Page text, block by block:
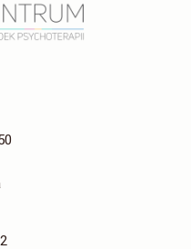
często towarzyszą
jak możesz odnaleźć